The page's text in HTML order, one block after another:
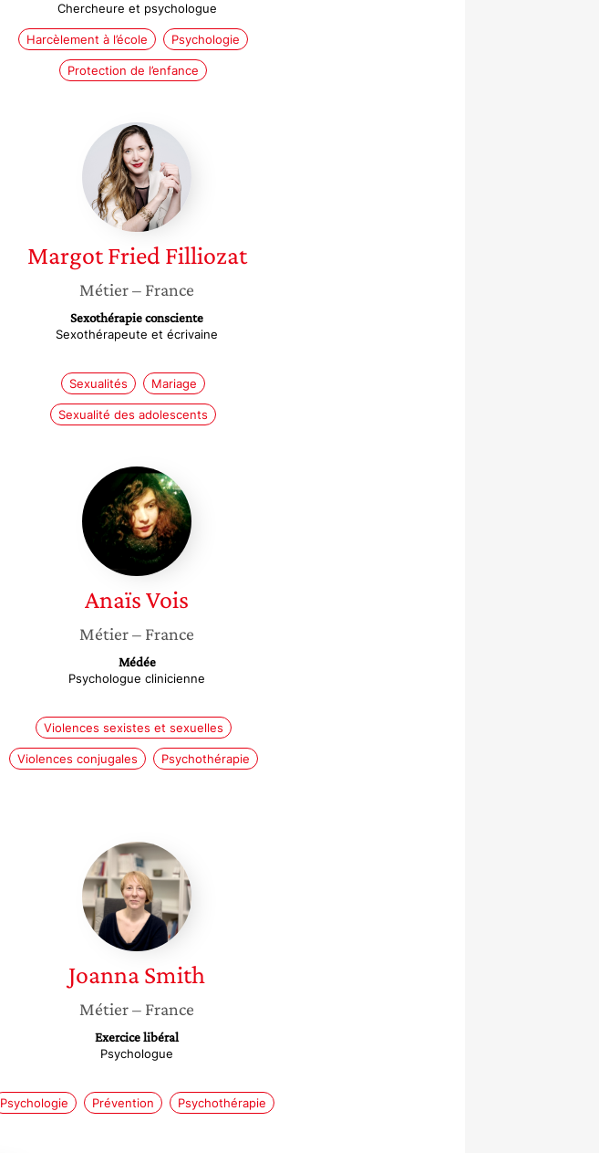
Chercheure et psychologue
Harcèlement à l’école Psychologie
Protection de l’enfance
Margot
Fried
Filliozat
Margot Fried Filliozat
Métier– France
Sexothérapie consciente
Sexothérapeute et écrivaine
Sexualités Mariage
Sexualité des adolescents
Anaïs
Vois
AnaïsVois
Métier– France
Médée
Psychologue clinicienne
Violences sexistes et sexuelles
Violences conjugales Psychothérapie
Joanna
Smith
JoannaSmith
Métier– France
Exercice libéral
Psychologue
Psychologie Prévention Psychothérapie